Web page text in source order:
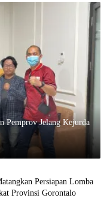
Pemprov Jelang Kejurda
Persiapan Lomba
Provinsi Gorontalo